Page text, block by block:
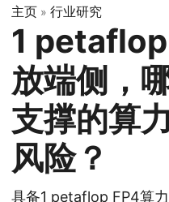
主页 » 行业研究
1
放端侧，
支撑的算
风险？
具备1 petaflop FP4算